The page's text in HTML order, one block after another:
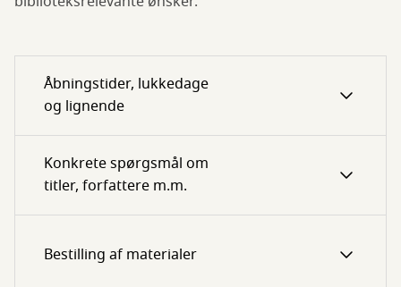
Åbningstider, lukkedage
og lignende
Konkrete spørgsmål om
titler, forfattere m.m.
Bestilling af materialer